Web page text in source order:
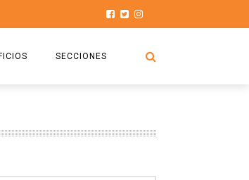
SECCIONES
HISTORIAS DE LUCHA